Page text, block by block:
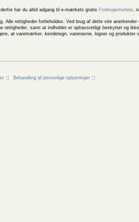
har du altid adgang til e-mærkets gratis Forbrugerhotline,
Alle rettigheder forbeholdes. Ved brug af dette site
rettigheder, samt at indholdet er ophavsretligt beskyttet og
at varemærker, kendetegn, varenavne, logoer og
Behandling af personlige oplysninger